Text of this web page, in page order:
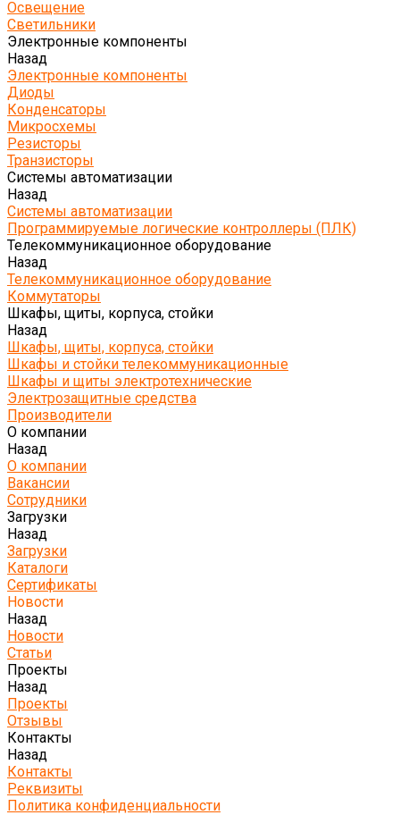
Освещение
Светильники
Электронные компоненты
Назад
Электронные компоненты
Диоды
Конденсаторы
Микросхемы
Резисторы
Транзисторы
Системы автоматизации
Назад
Системы автоматизации
Программируемые логические контроллеры (ПЛК)
Телекоммуникационное оборудование
Назад
Телекоммуникационное оборудование
Коммутаторы
Шкафы, щиты, корпуса, стойки
Назад
Шкафы, щиты, корпуса, стойки
Шкафы и стойки телекоммуникационные
Шкафы и щиты электротехнические
Электрозащитные средства
Производители
О компании
Назад
О компании
Вакансии
Сотрудники
Загрузки
Назад
Загрузки
Каталоги
Сертификаты
Новости
Назад
Новости
Статьи
Проекты
Назад
Проекты
Отзывы
Контакты
Назад
Контакты
Реквизиты
Политика конфиденциальности